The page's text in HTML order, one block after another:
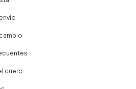
cuero